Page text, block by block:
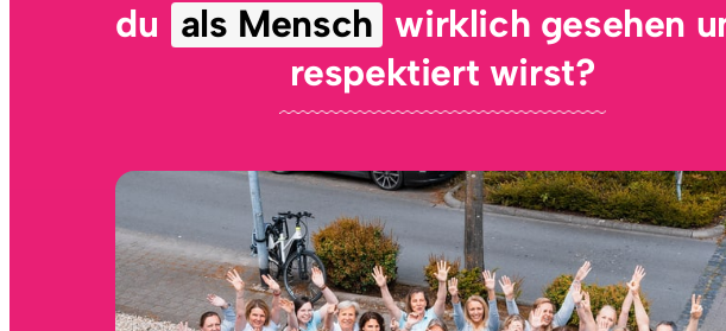
du als Mensch wirklich gesehen
respektiert wirst?